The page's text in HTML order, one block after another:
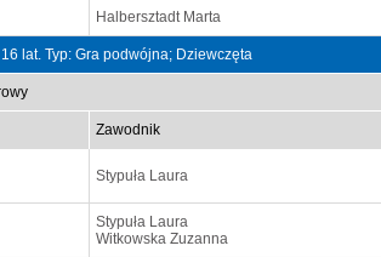
Halbersztadt Marta
lat. Typ: Gra podwójna; Dziewczęta
Zawodnik
Stypuła Laura
Stypuła Laura
Witkowska Zuzanna